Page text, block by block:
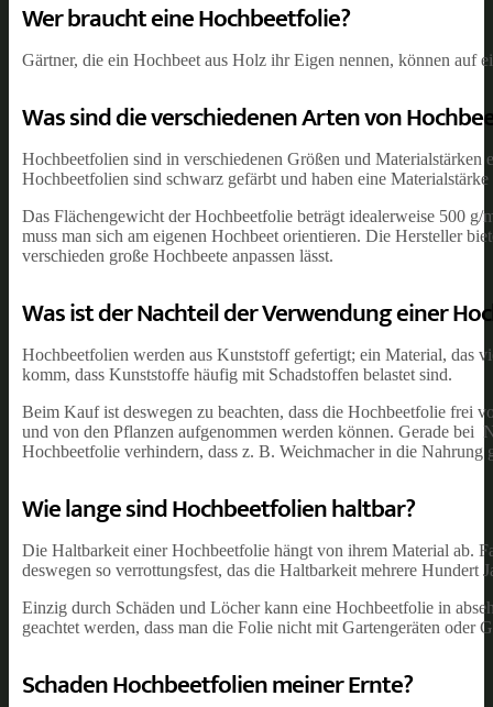
Wer braucht eine Hochbeetfolie?
Gärtner, die ein Hochbeet aus Holz ihr Eigen nennen, können auf
Was sind die verschiedenen Arten von
Hochbeetfolien sind in verschiedenen Größen und
Hochbeetfolien sind schwarz gefärbt und haben eine
Das Flächengewicht der Hochbeetfolie beträgt idealerweise 500
muss man sich am eigenen Hochbeet orientieren. Die Hersteller
verschieden große Hochbeete anpassen lässt.
Was ist der Nachteil der Verwendung einer
Hochbeetfolien werden aus Kunststoff gefertigt; ein Material, das
komm, dass Kunststoffe häufig mit Schadstoffen belastet sind.
Beim Kauf ist deswegen zu beachten, dass die Hochbeetfolie frei
und von den Pflanzen aufgenommen werden können. Gerade bei
Hochbeetfolie verhindern, dass z. B. Weichmacher in die Nahrung
Wie lange sind Hochbeetfolien haltbar?
Die Haltbarkeit einer Hochbeetfolie hängt von ihrem Material ab.
deswegen so verrottungsfest, das die Haltbarkeit mehrere Hundert
Einzig durch Schäden und Löcher kann eine Hochbeetfolie in
geachtet werden, dass man die Folie nicht mit Gartengeräten oder
Schaden Hochbeetfolien meiner Ernte?